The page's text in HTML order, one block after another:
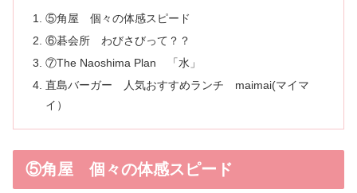
⑤角屋 個々の体感スピード
⑥碁会所 わびさびって？？
⑦The Naoshima Plan 「水」
直島バーガー 人気おすすめランチ maimai(マイマ
イ）
⑤角屋 個々の体感スピード